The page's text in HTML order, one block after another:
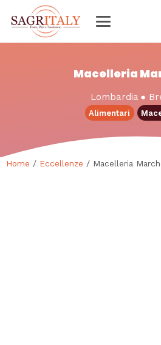
Macelleria
Lombardia ●
Alimentari
Home / Eccellenze / Macelleria